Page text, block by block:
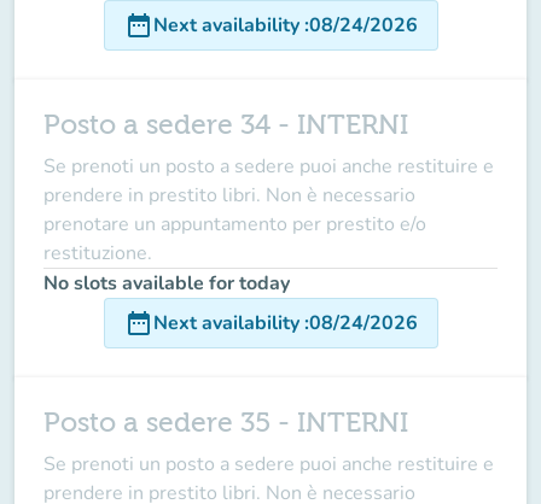
date_rangeNext availability:08/24/2026
Posto a sedere 34 - INTERNI
Se prenoti un posto a sedere puoi anche restituire e
prendere in prestito libri. Non è necessario
prenotare un appuntamento per prestito e/o
restituzione.
No slots available for today
date_rangeNext availability:08/24/2026
Posto a sedere 35 - INTERNI
Se prenoti un posto a sedere puoi anche restituire e
prendere in prestito libri. Non è necessario